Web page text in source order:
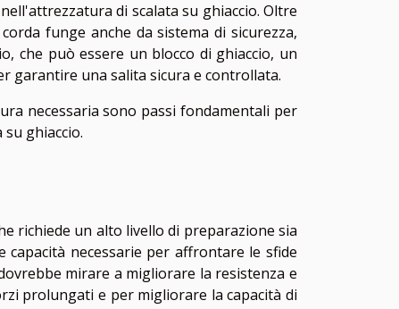
di scalata su ghiaccio. Oltre
funge anche da sistema di sicurezza,
che può essere un blocco di ghiaccio, un
garantire una salita sicura e controllata.
necessaria sono passi fondamentali per
ghiaccio.
richiede un alto livello di preparazione sia
capacità necessarie per affrontare le sfide
mirare a migliorare la resistenza e
prolungati e per migliorare la capacità di